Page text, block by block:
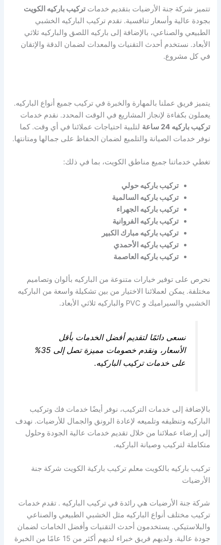
تتميز شركة جنة الأرضيات بتقديم خدماتتركيب باركيه الكويت
بجودة عالية وأسعار تنافسية. نقدم تركيب الباركيه الخشبي
الطبيعي والصناعي، بالإضافة إلى باركيه اللصق والباركيه ثلاثي
الأبعاد. نستخدم أحدث التقنيات والمعدات لضمان الدقة والإتقان
في كل مشروع.
يتميز فريق عملنا بالمهارة والخبرة في تركيب جميع أنواع الباركيه.
يعملون بكفاءة لإنجاز المشاريع في الوقت المحدد. نقدم خدمات
تركيب باركيه 24 ساعة
لتلبية احتياجات عملائنا في أي وقت. كما
نوفر خدمات الصيانة والتلميع لضمان الحفاظ على جمالها ومتانتها.
تغطي خدماتنا جميع مناطق الكويت، بما في ذلك:
تركيب باركيه حولي
تركيب باركيه السالمية
تركيب باركيه الجهراء
تركيب باركيه الفروانية
تركيب باركيه مبارك الكبير
تركيب باركيه الأحمدي
تركيب باركيه العاصمة
نحرص على توفير خيارات متنوعة من الباركيه بألوان وتصاميم
مختلفة. يمكن لعملائنا الاختيار من بين تشكيلة واسعة من الباركيه
الخشبي والسيراميك و PVC والباركيه ثلاثي الأبعاد.
نسعى دائمًا لتقديم أفضل الخدمات بأقل
الأسعار، ونقدم خصومات مميزة تصل إلى 35%
على خدمات تركيب الباركيه.
بالإضافة إلى خدمات التركيب، نوفر أيضًا خدمات فك وتركيب
الباركيه وتنظيفه وتلميعه لإعادة الرونق والجمال للأرضيات. نهدف
إلى إرضاء عملائنا من خلال تقديم خدمات عالية الجودة وحلول
متكاملة لتركيب وصيانة الباركيه.
تركيب باركيه بالكويت معلم تركيب باركية الكويت شركة جنة
الأرضيات
شركة جنة الأرضيات هي رائدة في تركيب الباركيه . تقدم خدمات
تركيب مختلف أنواع الباركيه مثل الخشبي الطبيعي والصناعي
والبلاستيكي. يستخدمون أحدث التقنيات وأفضل الخامات لضمان
جودة عالية. ولديهم فريق خبراء لديهم أكثر من 15 عامًا من الخبرة